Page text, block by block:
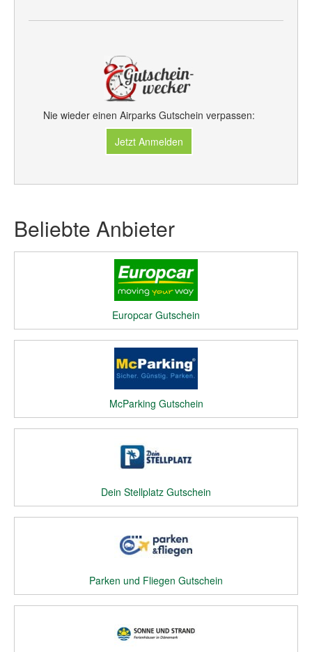
Nie wieder einen Airparks Gutschein verpassen:
Jetzt Anmelden
Beliebte Anbieter
Europcar Gutschein
McParking Gutschein
Dein Stellplatz Gutschein
Parken und Fliegen Gutschein